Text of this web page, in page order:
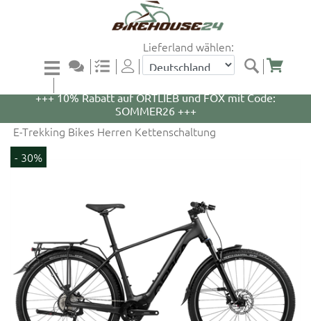
Lieferland wählen:
+++ 5% Rabatt auf WOOM Bikes und Zubehör mit
+++ 10% Rabatt auf ORTLIEB und FOX mit Code:
SOMMER26 +++
E-Trekking Bikes Herren Kettenschaltung
- 30%